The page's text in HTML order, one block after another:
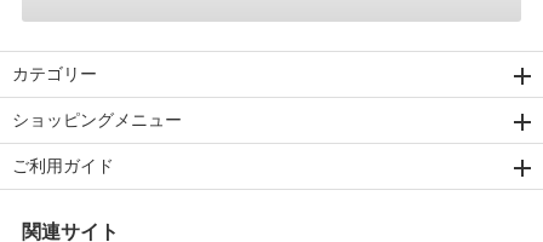
カテゴリー
ショッピングメニュー
ご利用ガイド
関連サイト